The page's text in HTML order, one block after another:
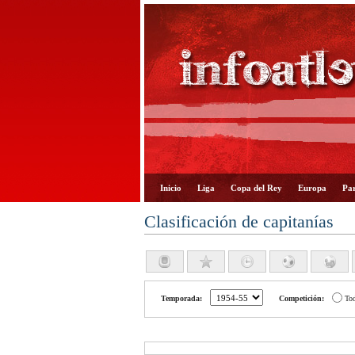
Inicio Liga Copa del Rey Europa
Clasificación de capitanías
Temporada: Competición: